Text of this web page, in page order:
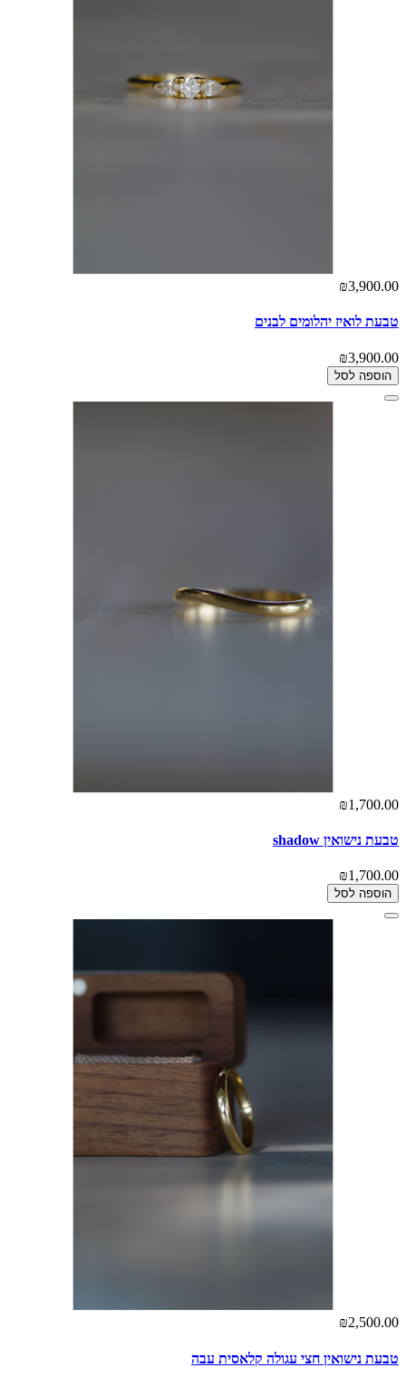
₪3,900.00
טבעת לואיז יהלומים לבנים
₪3,900.00
הוספה לסל
₪1,700.00
טבעת נישואין shadow
₪1,700.00
הוספה לסל
₪2,500.00
טבעת נישואין חצי עגולה קלאסית עבה